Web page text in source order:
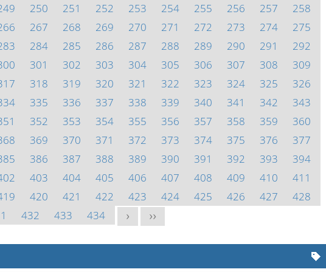
250 251 252 253 254 255 256 257
258
267 268 269 270 271 272 273 274
275
284 285 286 287 288 289 290 291
292
301 302 303 304 305 306 307 308
309
318 319 320 321 322 323 324 325
326
335 336 337 338 339 340 341 342
343
352 353 354 355 356 357 358 359
360
369 370 371 372 373 374 375 376
377
386 387 388 389 390 391 392 393
394
403 404 405 406 407 408 409 410
411
420 421 422 423 424 425 426 427
428
432 433 434 > >>